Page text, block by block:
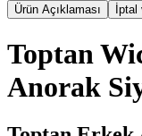
Ürün Açıklaması İptal
Toptan
Anorak